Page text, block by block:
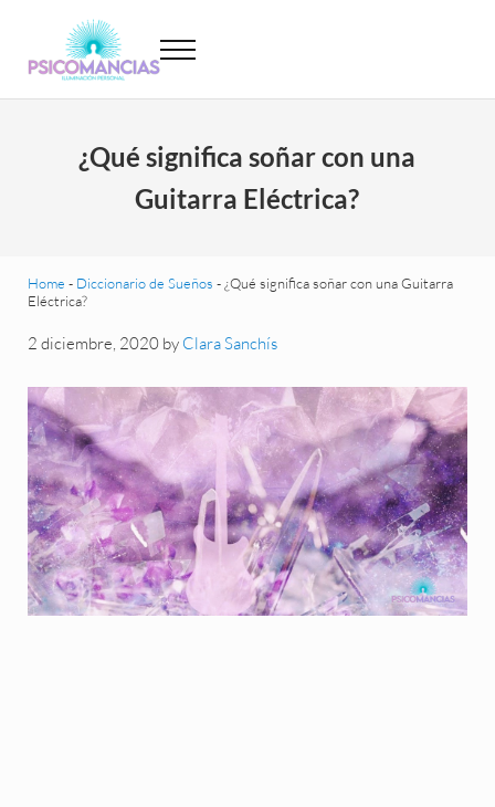
Psicomancias
Menu
¿Qué significa soñar con una
Guitarra Eléctrica?
Home - Diccionario de Sueños -¿Qué significa soñar con una Guitarra
Eléctrica?
2 diciembre, 2020 by Clara Sanchís